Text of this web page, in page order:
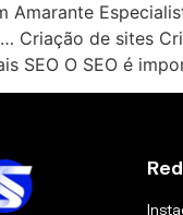
Amarante
Criação de sites
SEO O SEO é